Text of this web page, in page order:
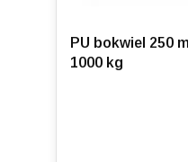
PU bokwiel 250
1000 kg